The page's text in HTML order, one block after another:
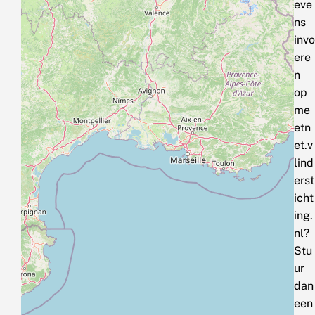
eve
ns
invo
ere
n
op
me
etn
et.v
lind
erst
icht
ing.
nl?
Stu
ur
dan
een